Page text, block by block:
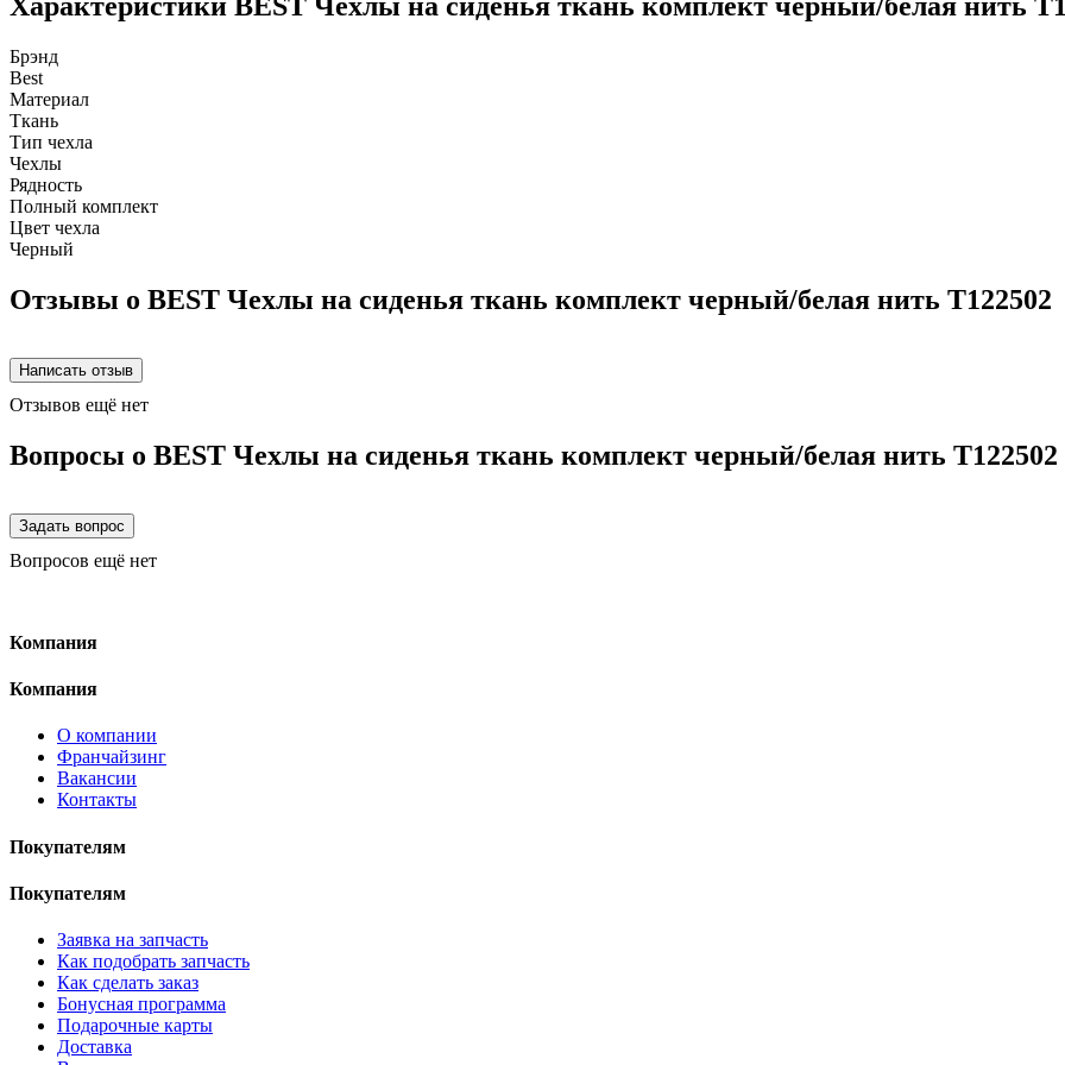
Брэнд
Best
Материал
Ткань
Тип чехла
Чехлы
Рядность
Полный комплект
Цвет чехла
Черный
Отзывы о BEST Чехлы на сиденья ткань комплект черный/белая нить T122502
Отзывов ещё нет
Вопросы о BEST Чехлы на сиденья ткань комплект черный/белая нить T122502
Вопросов ещё нет
Компания
Компания
О компании
Франчайзинг
Вакансии
Контакты
Покупателям
Покупателям
Заявка на запчасть
Как подобрать запчасть
Как сделать заказ
Бонусная программа
Подарочные карты
Доставка